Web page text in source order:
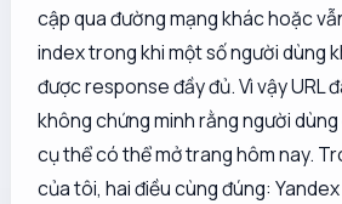
cập qua đường mạng khác hoặc
index trong khi một số người dùng
được response đầy đủ. Vì vậy URL
không chứng minh rằng người dùng
cụ thể có thể mở trang hôm nay.
của tôi, hai điều cùng đúng: